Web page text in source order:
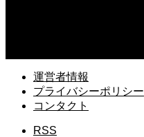
運営者情報
プライバシーポリシー
コンタクト
RSS